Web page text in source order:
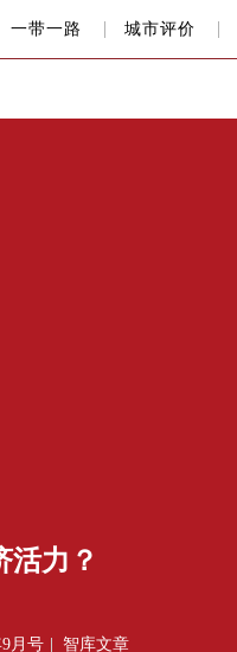
一带一路 城市评价
活力？
9月号 智库文章